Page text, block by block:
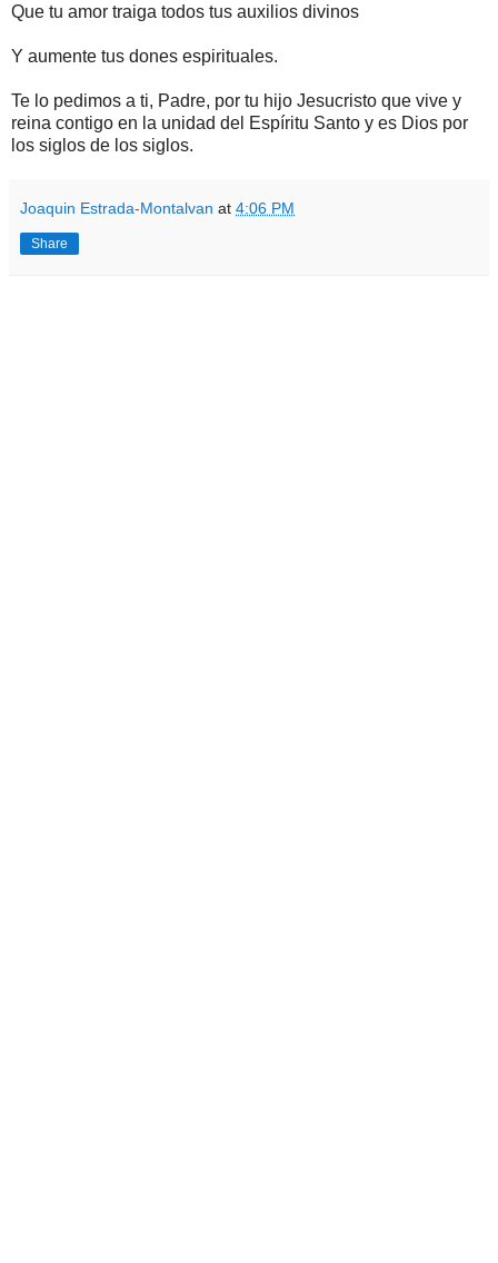
Que tu amor traiga todos tus auxilios divinos
Y aumente tus dones espirituales.
Te lo pedimos a ti, Padre, por tu hijo Jesucristo que vive y
reina contigo en la unidad del Espíritu Santo y es Dios por
los siglos de los siglos.
Joaquin Estrada-Montalvan at 4:06 PM
Share